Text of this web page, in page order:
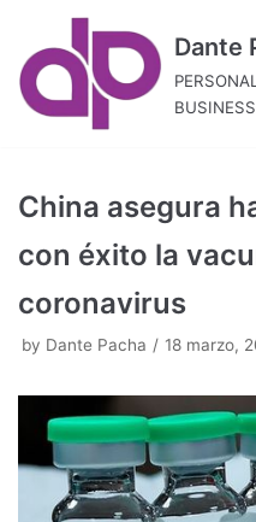
to
content
Dante
China asegura
con éxito la
coronavirus
by Dante Pacha 18 marzo,